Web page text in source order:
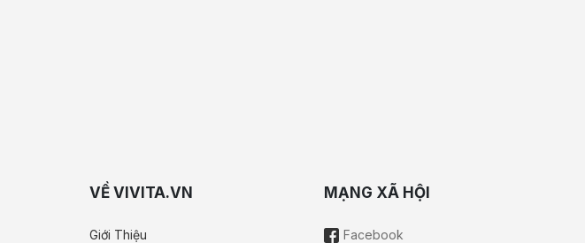
VỀ VIVITA.VN
Giới Thiệu
MẠNG XÃ HỘI
Facebook